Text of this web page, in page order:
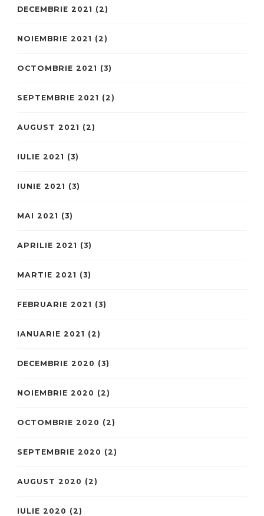
DECEMBRIE 2021 (2)
NOIEMBRIE 2021 (2)
OCTOMBRIE 2021 (3)
SEPTEMBRIE 2021 (2)
AUGUST 2021 (2)
IULIE 2021 (3)
IUNIE 2021 (3)
MAI 2021 (3)
APRILIE 2021 (3)
MARTIE 2021 (3)
FEBRUARIE 2021 (3)
IANUARIE 2021 (2)
DECEMBRIE 2020 (3)
NOIEMBRIE 2020 (2)
OCTOMBRIE 2020 (2)
SEPTEMBRIE 2020 (2)
AUGUST 2020 (2)
IULIE 2020 (2)